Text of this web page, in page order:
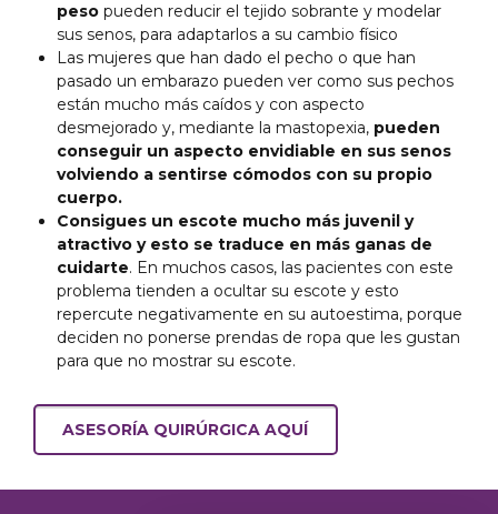
peso pueden reducir el tejido sobrante y modelar
sus senos, para adaptarlos a su cambio físico
Las mujeres que han dado el pecho o que han
pasado un embarazo pueden ver como sus pechos
están mucho más caídos y con aspecto
desmejorado y, mediante la mastopexia, pueden
conseguir un aspecto envidiable en sus senos
volviendo a sentirse cómodos con su propio
cuerpo.
Consigues un escote mucho más juvenil y
atractivo y esto se traduce en más ganas de
cuidarte. En muchos casos, las pacientes con este
problema tienden a ocultar su escote y esto
repercute negativamente en su autoestima, porque
deciden no ponerse prendas de ropa que les gustan
para que no mostrar su escote.
ASESORÍA QUIRÚRGICA AQUÍ